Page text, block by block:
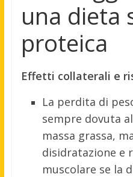
una dieta
proteica
Effetti collaterali e
La perdita di
sempre dovuta
massa grassa,
disidratazione e
muscolare se la